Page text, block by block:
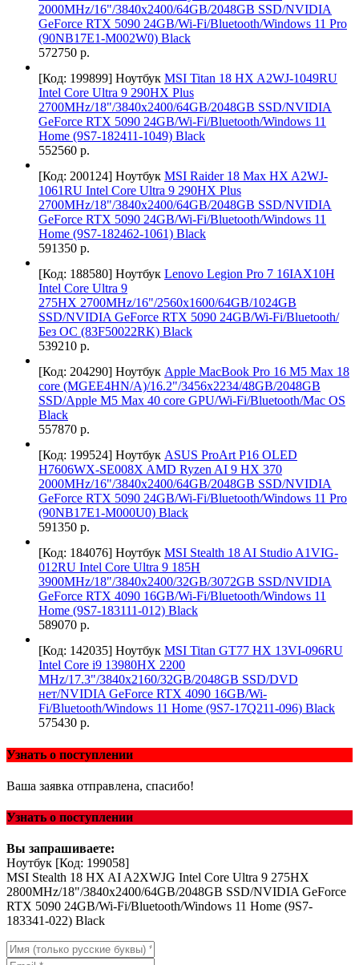
2000MHz/16"/3840x2400/64GB/2048GB SSD/NVIDIA
GeForce RTX 5090 24GB/Wi-Fi/Bluetooth/Windows 11 Pro
(90NB17E1-M002W0) Black
572750 р.
[Код: 199899] Ноутбук MSI Titan 18 HX A2WJ-1049RU
Intel Core Ultra 9 290HX Plus
2700MHz/18"/3840x2400/64GB/2048GB SSD/NVIDIA
GeForce RTX 5090 24GB/Wi-Fi/Bluetooth/Windows 11
Home (9S7-182411-1049) Black
552560 р.
[Код: 200124] Ноутбук MSI Raider 18 Max HX A2WJ-
1061RU Intel Core Ultra 9 290HX Plus
2700MHz/18"/3840x2400/64GB/2048GB SSD/NVIDIA
GeForce RTX 5090 24GB/Wi-Fi/Bluetooth/Windows 11
Home (9S7-182462-1061) Black
591350 р.
[Код: 188580] Ноутбук Lenovo Legion Pro 7 16IAX10H
Intel Core Ultra 9
275HX 2700MHz/16"/2560x1600/64GB/1024GB
SSD/NVIDIA GeForce RTX 5090 24GB/Wi-Fi/Bluetooth/
Без ОС (83F50022RK) Black
539210 р.
[Код: 204290] Ноутбук Apple MacBook Pro 16 M5 Max 18
core (MGEE4HN/A)/16.2"/3456x2234/48GB/2048GB
SSD/Apple M5 Max 40 core GPU/Wi-Fi/Bluetooth/Mac OS
Black
557870 р.
[Код: 199524] Ноутбук ASUS ProArt P16 OLED
H7606WX-SE008X AMD Ryzen AI 9 HX 370
2000MHz/16"/3840x2400/64GB/2048GB SSD/NVIDIA
GeForce RTX 5090 24GB/Wi-Fi/Bluetooth/Windows 11 Pro
(90NB17E1-M000U0) Black
591350 р.
[Код: 184076] Ноутбук MSI Stealth 18 AI Studio A1VIG-
012RU Intel Core Ultra 9 185H
3900MHz/18"/3840x2400/32GB/3072GB SSD/NVIDIA
GeForce RTX 4090 16GB/Wi-Fi/Bluetooth/Windows 11
Home (9S7-183111-012) Black
589070 р.
[Код: 142035] Ноутбук MSI Titan GT77 HX 13VI-096RU
Intel Core i9 13980HX 2200
MHz/17.3"/3840x2160/32GB/2048GB SSD/DVD
нет/NVIDIA GeForce RTX 4090 16GB/Wi-
Fi/Bluetooth/Windows 11 Home (9S7-17Q211-096) Black
575430 р.
Узнать о поступлении
Ваша заявка отправлена, спасибо!
Узнать о поступлении
Вы запрашиваете:
Ноутбук [Код: 199058]
MSI Stealth 18 HX AI A2XWJG Intel Core Ultra 9 275HX
2800MHz/18"/3840x2400/64GB/2048GB SSD/NVIDIA GeForce
RTX 5090 24GB/Wi-Fi/Bluetooth/Windows 11 Home (9S7-
183341-022) Black